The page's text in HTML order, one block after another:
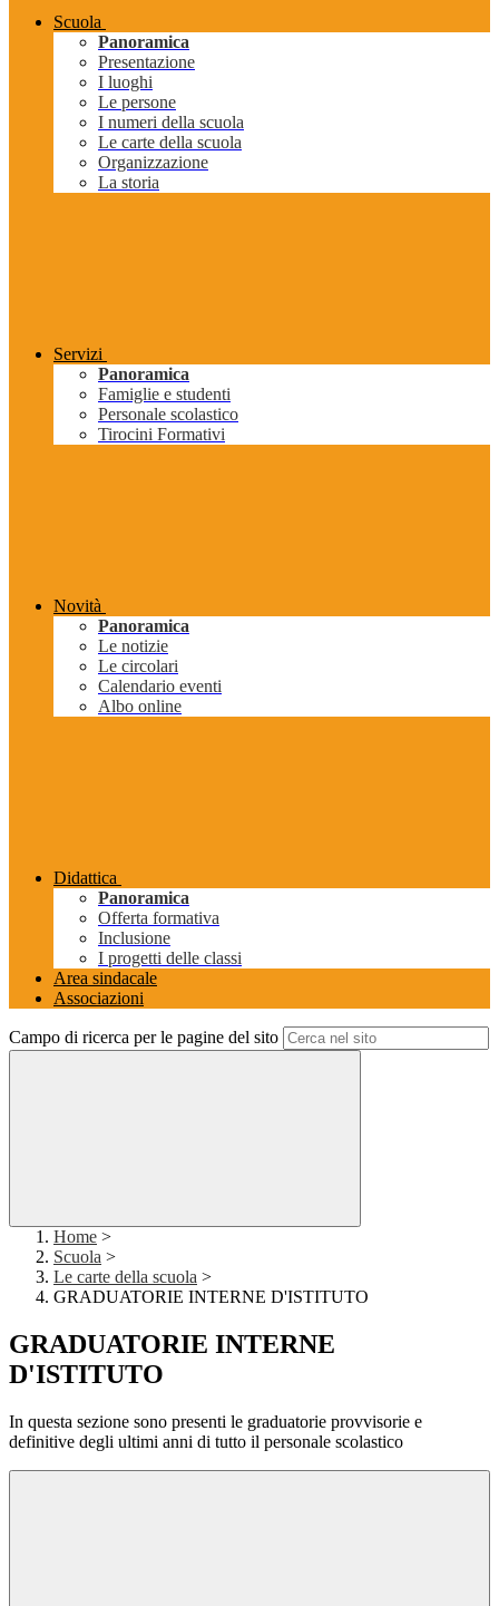
Scuola
Panoramica
Presentazione
I luoghi
Le persone
I numeri della scuola
Le carte della scuola
Organizzazione
La storia
Servizi
Panoramica
Famiglie e studenti
Personale scolastico
Tirocini Formativi
Novità
Panoramica
Le notizie
Le circolari
Calendario eventi
Albo online
Didattica
Panoramica
Offerta formativa
Inclusione
I progetti delle classi
Area sindacale
Associazioni
Campo di ricerca per le pagine del sito
Home >
Scuola >
Le carte della scuola >
GRADUATORIE INTERNE D'ISTITUTO
GRADUATORIE INTERNE
D'ISTITUTO
In questa sezione sono presenti le graduatorie provvisorie e
definitive degli ultimi anni di tutto il personale scolastico